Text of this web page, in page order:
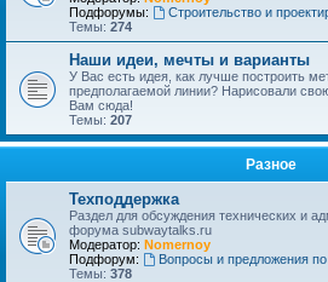
Подфорумы:
Строительство и
Темы: 274
Наши идеи, мечты и варианты
У Вас есть идея, как лучше построить
предполагаемой линии? Нарисовали
Вам сюда!
Темы: 207
Разное
Техподдержка
Раздел для обсуждения технических и
форума subwaytalks.ru
Модератор: Nomernoy
Подфорум:
Вопросы и предложения по
Темы: 378